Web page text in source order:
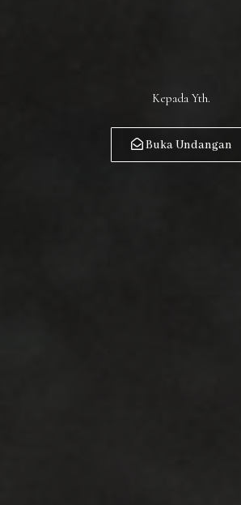
Kepada Yth.
Buka Undangan